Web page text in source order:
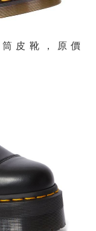
皮靴，原價